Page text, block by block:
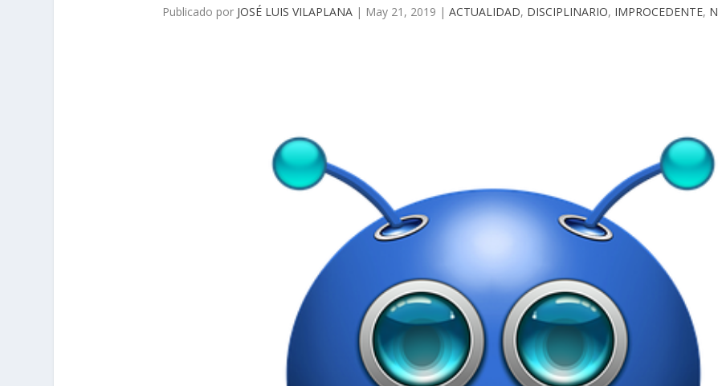
Publicado por JOSÉ LUIS VILAPLANA| May 21, 2019 | ACTUALIDAD, DISCIPLINARIO, IMPROCEDENTE,